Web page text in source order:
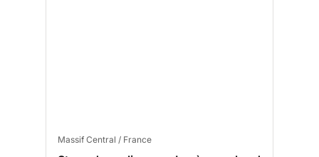
Massif Central / France